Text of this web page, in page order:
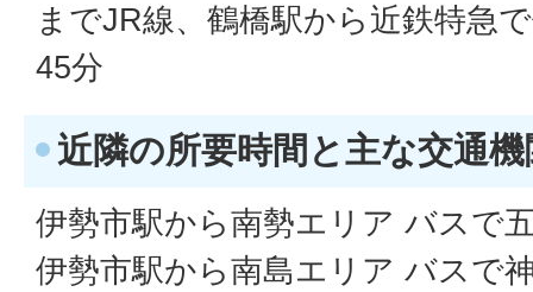
までJR線、鶴橋駅から近鉄特急
45分
近隣の所要時間と主な交通機
伊勢市駅から南勢エリア バスで
伊勢市駅から南島エリア バスで